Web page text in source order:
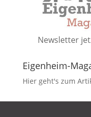
Newsletter
Eigenheim-
Hier geht's zum
DATENSCHUTZ